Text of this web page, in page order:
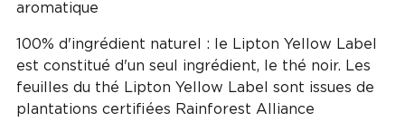
aromatique
100% d'ingrédient naturel : le Lipton Yellow Label
est constitué d'un seul ingrédient, le thé noir. Les
feuilles du thé Lipton Yellow Label sont issues de
plantations certifiées Rainforest Alliance